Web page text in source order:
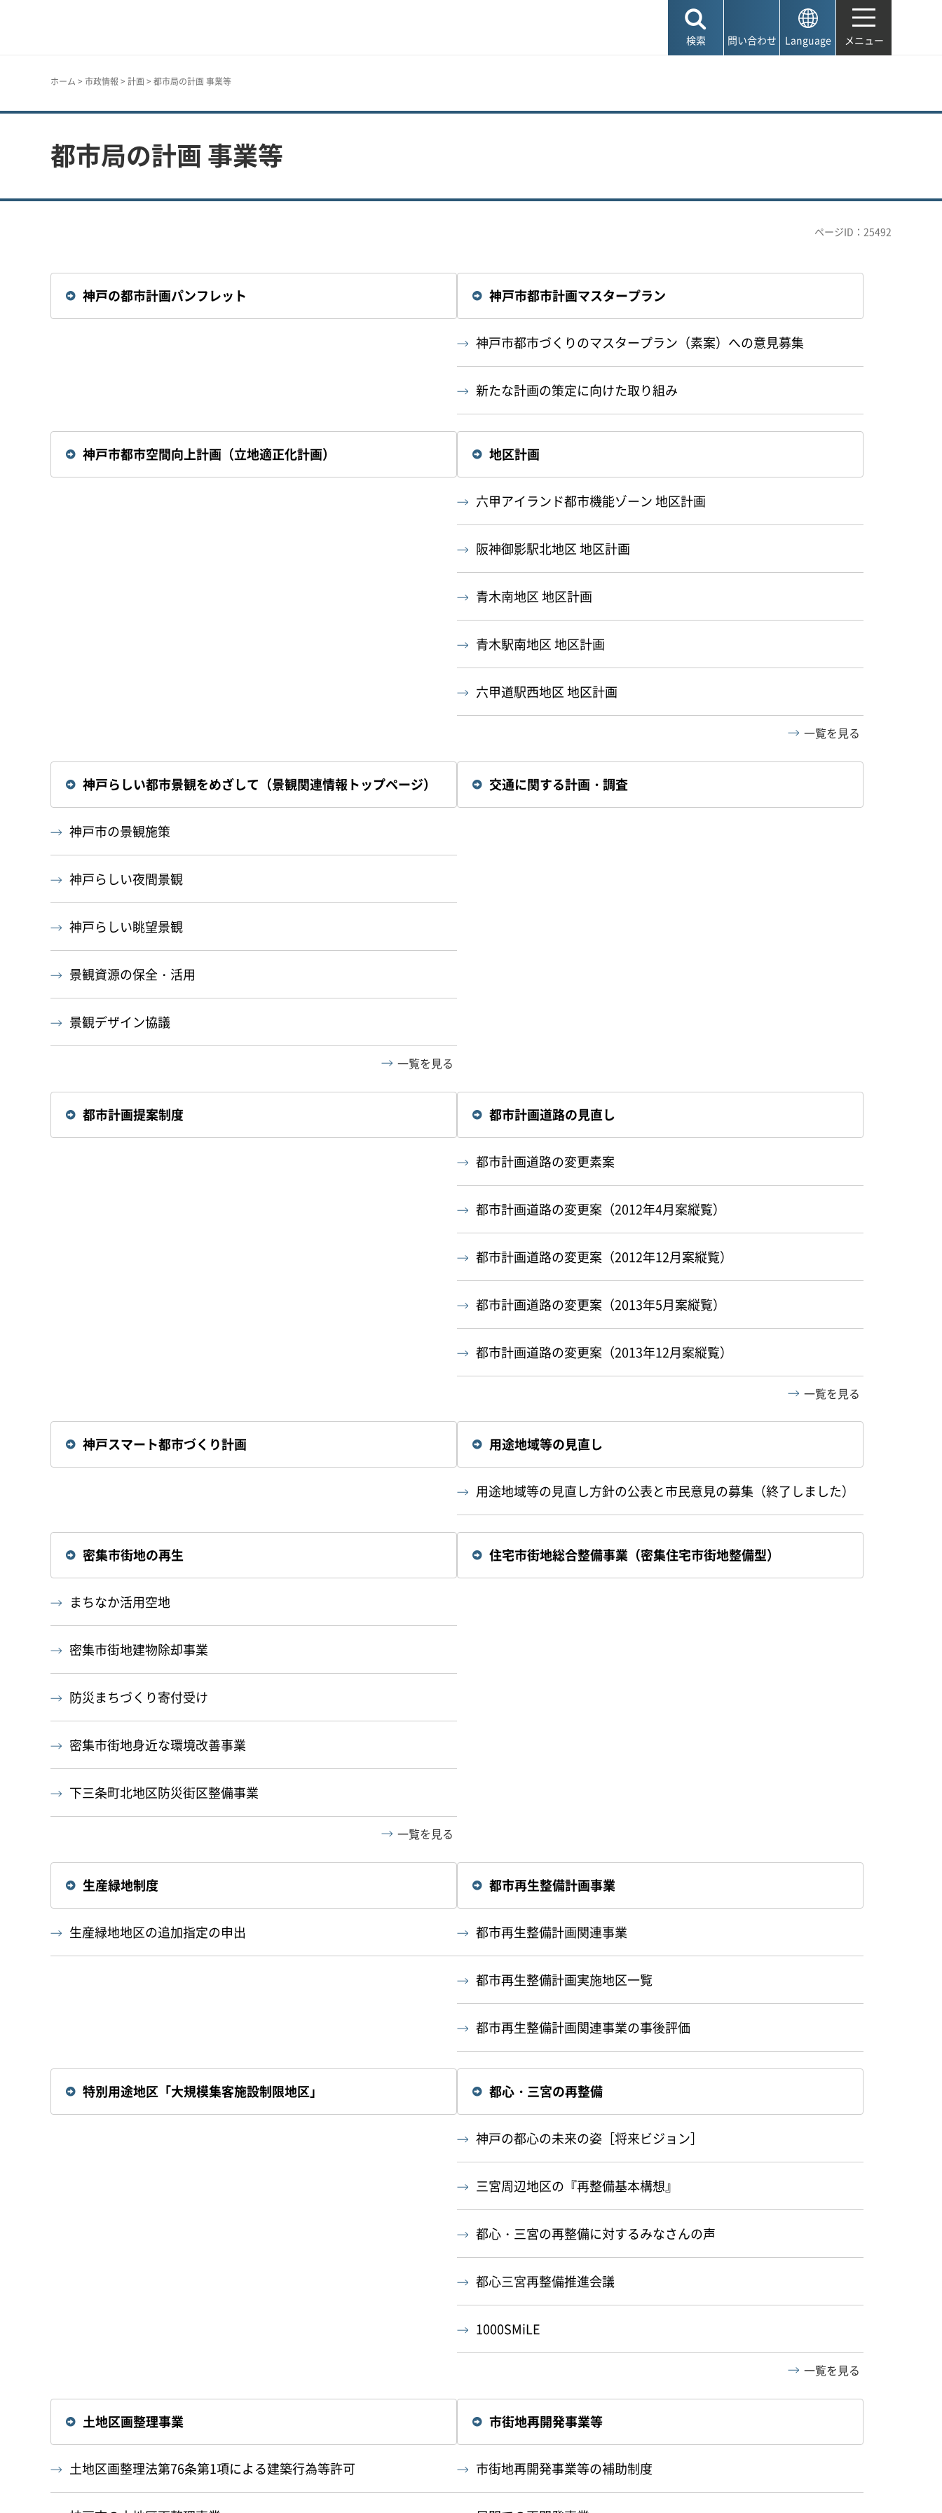
検索 問い合わせ Language メニュー
ホーム > 市政情報 > 計画> 都市局の計画 事業等
都市局の計画 事業等
ページID：25492
神戸の都市計画パンフレット 神戸市都市計画マスタープラン
神戸市都市づくりのマスタープラン（素案）への意見募集
新たな計画の策定に向けた取り組み
神戸市都市空間向上計画（立地適正化計画） 地区計画
六甲アイランド都市機能ゾーン 地区計画
阪神御影駅北地区 地区計画
青木南地区 地区計画
青木駅南地区 地区計画
六甲道駅西地区 地区計画
一覧を見る
神戸らしい都市景観をめざして（景観関連情報トップページ）
神戸市の景観施策
神戸らしい夜間景観
神戸らしい眺望景観
景観資源の保全・活用
景観デザイン協議
一覧を見る
交通に関する計画・調査
都市計画提案制度 都市計画道路の見直し
都市計画道路の変更素案
都市計画道路の変更案（2012年4月案縦覧）
都市計画道路の変更案（2012年12月案縦覧）
都市計画道路の変更案（2013年5月案縦覧）
都市計画道路の変更案（2013年12月案縦覧）
一覧を見る
神戸スマート都市づくり計画 用途地域等の見直し
用途地域等の見直し方針の公表と市民意見の募集（終了しました）
密集市街地の再生
まちなか活用空地
密集市街地建物除却事業
防災まちづくり寄付受け
密集市街地身近な環境改善事業
下三条町北地区防災街区整備事業
一覧を見る
住宅市街地総合整備事業（密集住宅市街地整備型）
生産緑地制度
生産緑地地区の追加指定の申出
都市再生整備計画事業
都市再生整備計画関連事業
都市再生整備計画実施地区一覧
都市再生整備計画関連事業の事後評価
特別用途地区「大規模集客施設制限地区」 都心・三宮の再整備
神戸の都心の未来の姿［将来ビジョン］
三宮周辺地区の『再整備基本構想』
都心・三宮の再整備に対するみなさんの声
都心三宮再整備推進会議
1000SMiLE
一覧を見る
土地区画整理事業
土地区画整理法第76条第1項による建築行為等許可
市街地再開発事業等
市街地再開発事業等の補助制度